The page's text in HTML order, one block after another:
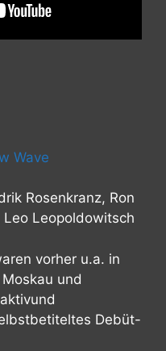
Wave
Rosenkranz, Ron
Leo Leopoldowitsch
vorher u.a. in
und
Debüt-